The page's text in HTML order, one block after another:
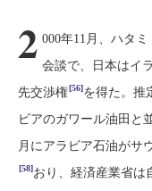
2 000年11月、ハタ
会談で、日本はイ
先交渉権[56]を得た。推
ビアのガワール油田と
月にアラビア石油がサ
[58]おり、経済産業省は